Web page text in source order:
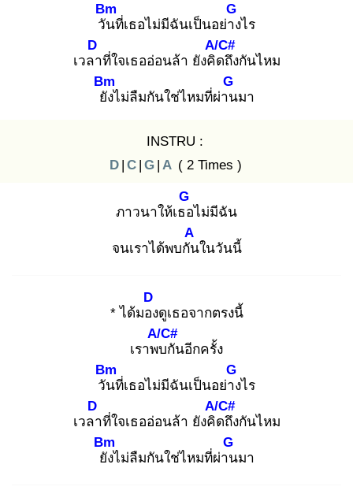
วัน
Bm
ที่เธอไม่มีฉันเป็นอย่าง
G
ไร
เวลา
D
ที่ใจเธออ่อนล้า ยังคิด
A/C#
ถึงกันไหม
ยัง
Bm
ไม่ลืมกันใช่ไหมที่ผ่าน
G
มา
INSTRU :
D | C | G | A ( 2 Times )
ภาวนาให้เธอ
G
ไม่มีฉัน
จนเราได้พบกัน
A
ในวันนี้
* ได้มอง
D
ดูเธอจากตรงนี้
เราพบ
A/C#
กันอีกครั้ง
วัน
Bm
ที่เธอไม่มีฉันเป็นอย่าง
G
ไร
เวลา
D
ที่ใจเธออ่อนล้า ยังคิด
A/C#
ถึงกันไหม
ยัง
Bm
ไม่ลืมกันใช่ไหมที่ผ่าน
G
มา